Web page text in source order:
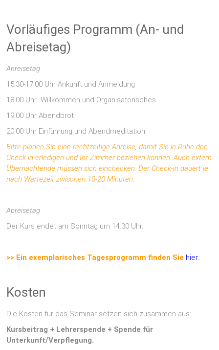
Vorläufiges Programm (An- und
Abreisetag)
Anreisetag
15:30-17:00 Uhr Ankunft und Anmeldung
18:00 Uhr Willkommen und Organisatorisches
19:00 Uhr Abendbrot
20:00 Uhr Einführung und Abendmeditation
Bitte planen Sie eine rechtzeitige Anreise, damit Sie in Ruhe den
Check-in erledigen und Ihr Zimmer beziehen können. Auch extern
Übernachtende müssen sich einchecken. Der Check-in dauert je
nach Wartezeit zwischen 10-20 Minuten.
Abreisetag
Der Kurs endet am Sonntag um 14:30 Uhr.
>> Ein exemplarisches Tagesprogramm finden Sie hier.
Kosten
Die Kosten für das Seminar setzen sich zusammen aus:
Kursbeitrag + Lehrerspende + Spende für
Unterkunft/Verpflegung.